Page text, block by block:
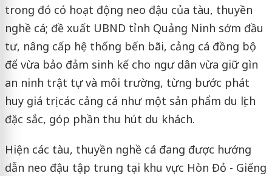
trong đó có hoạt động neo đậu của tàu, thuyền
nghề cá; đề xuất UBND tỉnh Quảng Ninh sớm đầu
tư, nâng cấp hệ thống bến bãi, cảng cá đồng bộ
để vừa bảo đảm sinh kế cho ngư dân vừa giữ gìn
an ninh trật tự và môi trường, từng bước phát
huy giá trị các cảng cá như một sản phẩm du lịch
đặc sắc, góp phần thu hút du khách.
Hiện các tàu, thuyền nghề cá đang được hướng
dẫn neo đậu tập trung tại khu vực Hòn Đỏ - Giếng